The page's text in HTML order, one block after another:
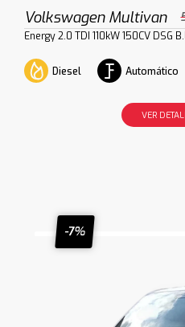
Volkswagen Multivan
Energy 2.0 TDI 110kW 150CV DSG
Diesel Automático
VER
-7%